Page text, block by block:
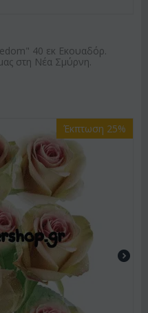
40 εκ Εκουαδόρ.
στη Νέα Σμύρνη.
Έκπτωση 25%